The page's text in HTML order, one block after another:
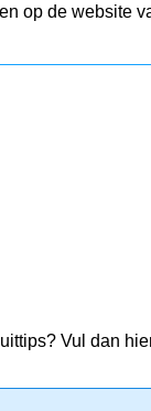
op de website
Vul dan